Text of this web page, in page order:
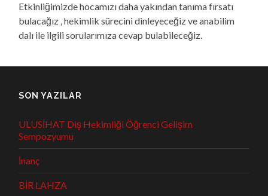
Etkinliğimizde hocamızı daha yakından tanıma fırsatı
bulacağız , hekimlik sürecini dinleyeceğiz ve anabilim
dalı ile ilgili sorularımıza cevap bulabileceğiz.
SON YAZILAR
ULUSİHAT Diş Hekimliği Öğrenci Gelişim
Sempozyumu
İnanç
BİR LAHZA